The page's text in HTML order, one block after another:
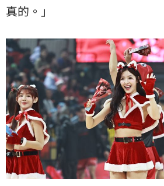
真的。」